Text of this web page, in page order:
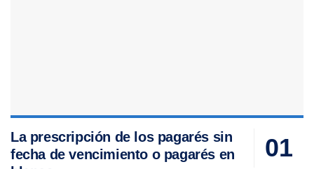
La prescripción de los pagarés sin
fecha de vencimiento o pagarés en